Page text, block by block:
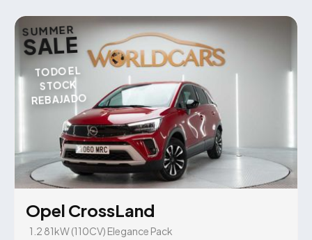
SUMMER
SALE
TODO EL
STOCK
REBAJADO
Opel CrossLand
1.2 81kW (110CV) Elegance Pack